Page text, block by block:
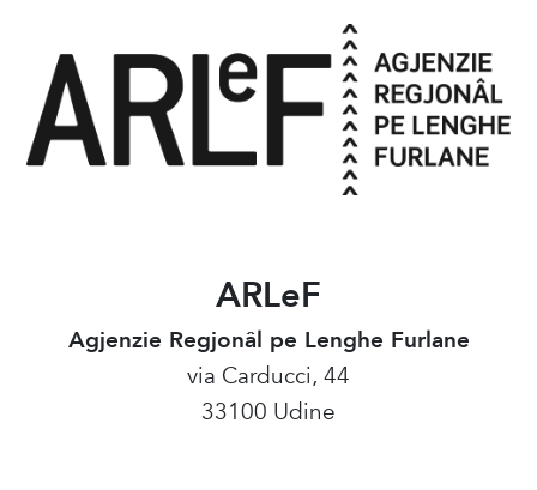
ARLeF
Agjenzie Regjonâl pe Lenghe Furlane
via Carducci, 44
33100 Udine